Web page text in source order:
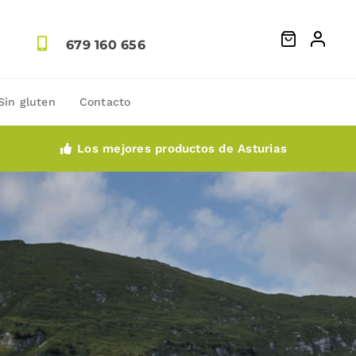
679 160 656
gluten Contacto
Los mejores productos de Asturias